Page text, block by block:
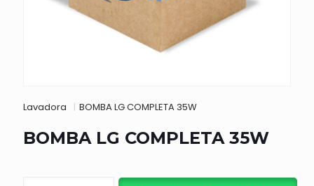
Lavadora BOMBA LG COMPLETA 35W
BOMBA LG COMPLETA 35W